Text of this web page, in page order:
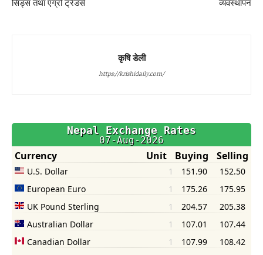
सिड्स तथा एग्रो ट्रेडर्स
व्यवस्थापन
कृषि डेली
https://krishidaily.com/